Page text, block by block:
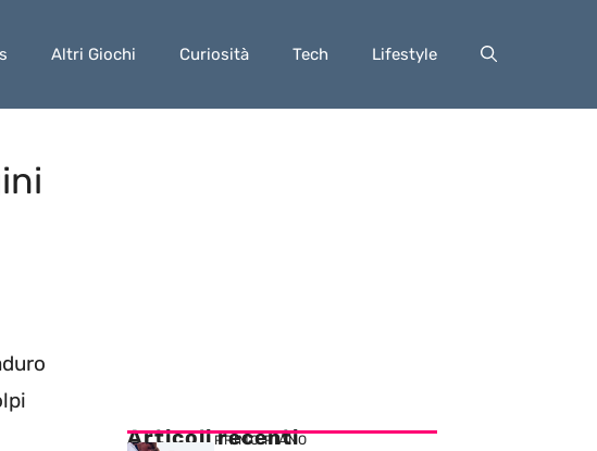
Altri Giochi Curiosità Tech Lifestyle
Articoli recenti
PRIMO PIANO